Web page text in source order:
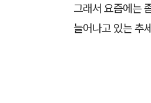
그래서 요즘에는
늘어나고 있는 추